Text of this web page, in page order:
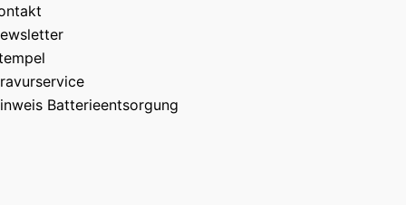
Batterieentsorgung